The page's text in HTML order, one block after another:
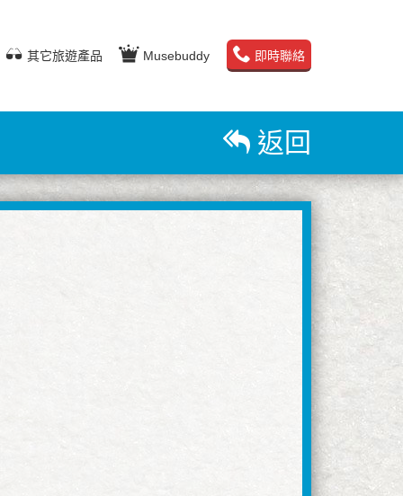
其它旅遊產品 Musebuddy 即時聯絡
返回